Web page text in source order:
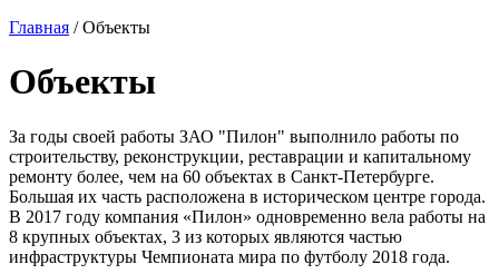
Главная / Объекты
Объекты
За годы своей работы ЗАО "Пилон" выполнило работы по
строительству, реконструкции, реставрации и капитальному
ремонту более, чем на 60 объектах в Санкт-Петербурге.
Большая их часть расположена в историческом центре города.
В 2017 году компания «Пилон» одновременно вела работы на
8 крупных объектах, 3 из которых являются частью
инфраструктуры Чемпионата мира по футболу 2018 года.